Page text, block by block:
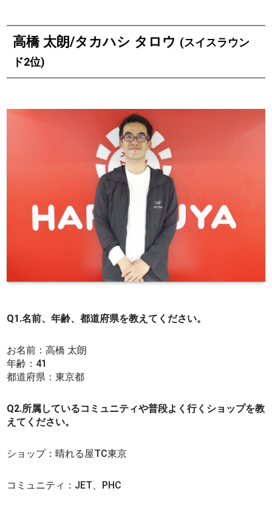
高橋 太朗/タカハシ タロウ (スイスラウン
ド2位)
Q1.名前、年齢、都道府県を教えてください。
お名前：高橋 太朗
年齢：41
都道府県：東京都
Q2.所属しているコミュニティや普段よく行くショップを教
えてください。
ショップ：晴れる屋TC東京
コミュニティ：JET、PHC